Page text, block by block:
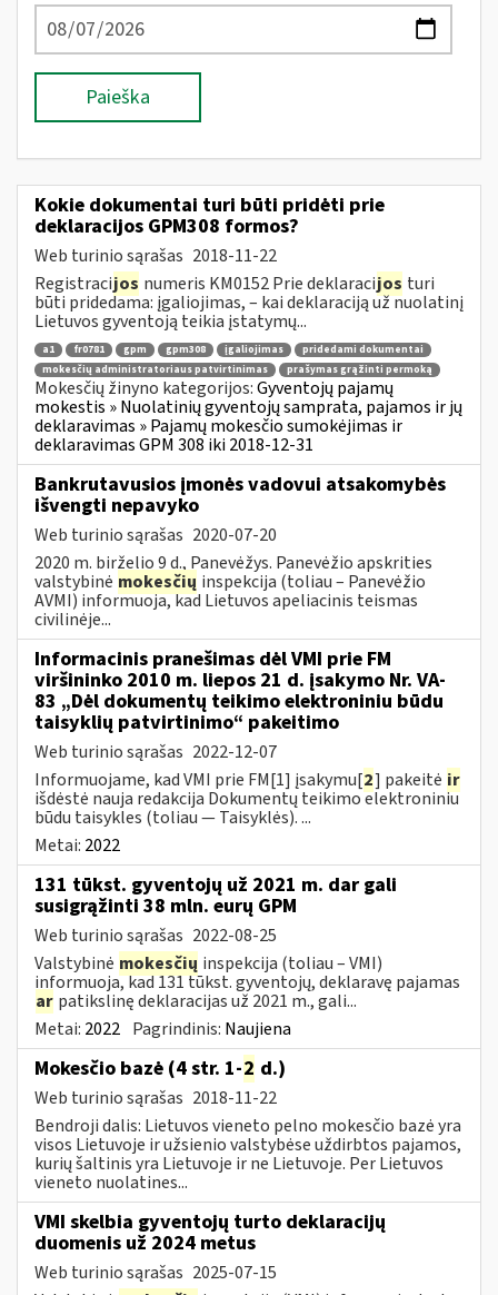
Paieška
Kokie dokumentai turi būti pridėti prie
deklaracijos GPM308 formos?
Web turinio sąrašas 2018-11-22
Registracijos numeris KM0152 Prie deklaracijos turi
būti pridedama: įgaliojimas, – kai deklaraciją už nuolatinį
Lietuvos gyventoją teikia įstatymų...
a1 fr0781 gpm gpm308 įgaliojimas
pridedami dokumentai
mokesčių administratoriaus patvirtinimas
prašymas grąžinti permoką
Mokesčių žinyno kategorijos:Gyventojų pajamų
mokestis » Nuolatinių gyventojų samprata, pajamos ir jų
deklaravimas » Pajamų mokesčio sumokėjimas ir
deklaravimas GPM 308 iki 2018-12-31
Bankrutavusios įmonės vadovui atsakomybės
išvengti nepavyko
Web turinio sąrašas 2020-07-20
2020 m. birželio 9 d., Panevėžys. Panevėžio apskrities
valstybinė mokesčių inspekcija (toliau – Panevėžio
AVMI) informuoja, kad Lietuvos apeliacinis teismas
civilinėje...
Informacinis pranešimas dėl VMI prie FM
viršininko 2010 m. liepos 21 d. įsakymo Nr. VA-
83 „Dėl dokumentų teikimo elektroniniu būdu
taisyklių patvirtinimo“ pakeitimo
Web turinio sąrašas 2022-12-07
Informuojame, kad VMI prie FM[1] įsakymu[2] pakeitė ir
išdėstė nauja redakcija Dokumentų teikimo elektroniniu
būdu taisykles (toliau — Taisyklės). ...
Metai: 2022
131 tūkst. gyventojų už 2021 m. dar gali
susigrąžinti 38 mln. eurų GPM
Web turinio sąrašas 2022-08-25
Valstybinė mokesčių inspekcija (toliau – VMI)
informuoja, kad 131 tūkst. gyventojų, deklaravę pajamas
ar patikslinę deklaracijas už 2021 m., gali...
Metai: 2022 Pagrindinis: Naujiena
Mokesčio bazė (4 str. 1-2 d.)
Web turinio sąrašas 2018-11-22
Bendroji dalis: Lietuvos vieneto pelno mokesčio bazė yra
visos Lietuvoje ir užsienio valstybėse uždirbtos pajamos,
kurių šaltinis yra Lietuvoje ir ne Lietuvoje. Per Lietuvos
vieneto nuolatines...
VMI skelbia gyventojų turto deklaracijų
duomenis už 2024 metus
Web turinio sąrašas 2025-07-15